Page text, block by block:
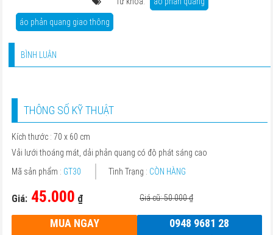
áo phản quang giao thông
BÌNH LUẬN
THÔNG SỐ KỸ THUẬT
Kích thước : 70 x 60 cm
Vải lưới thoáng mát, dải phản quang có độ phát sáng cao
Mã sản phẩm : GT30 Tình Trạng : CÒN HÀNG
Giá: 45.000 ₫ Giá cũ: 50.000₫
MUA NGAY 0948 9681 28